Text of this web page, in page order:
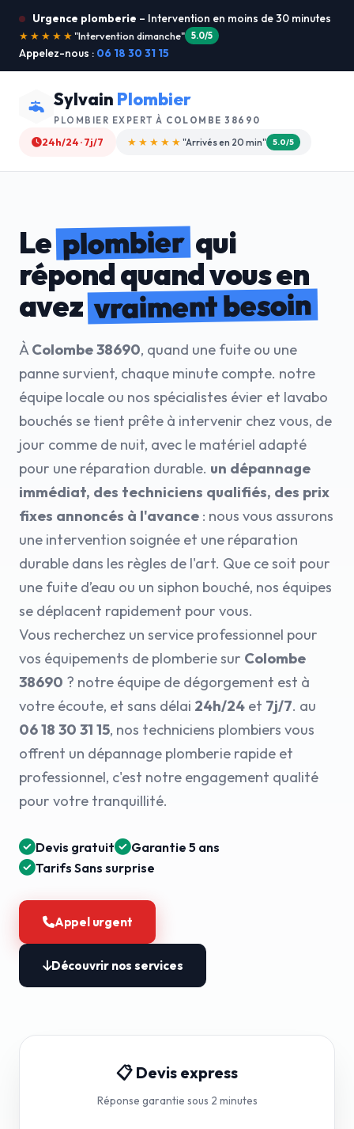
Urgence plomberie – Intervention en moins de 30 minutes
★★★★★"Service ultra rapide !" 5.0/5
Appelez-nous : 06 18 30 31 15
Sylvain Plombier
PLOMBIER EXPERT À COLOMBE 38690
24h/24 · 7j/7 ★★★★☆ "Devis gratuit" 4.8/5
Leplombierqui
répond quand vous en
avezvraiment besoin
ÀColombe 38690, quand une fuite ou une
panne survient, chaque minute compte. notre
équipe locale ou nos spécialistes évier et lavabo
bouchés se tient prête à intervenir chez vous, de
jour comme de nuit, avec le matériel adapté
pour une réparation durable. un dépannage
immédiat, des techniciens qualifiés, des prix
fixes annoncés à l'avance : nous vous assurons
une intervention soignée et une réparation
durable dans les règles de l'art. Que ce soit pour
une fuite d’eau ou un siphon bouché, nos équipes
se déplacent rapidement pour vous.
Vous recherchez un service professionnel pour
vos équipements de plomberie sur Colombe
38690 ? notre équipe de dégorgement est à
votre écoute, et sans délai 24h/24 et 7j/7. au
06 18 30 31 15, nos techniciens plombiers vous
offrent un dépannage plomberie rapide et
professionnel, c'est notre engagement qualité
pour votre tranquillité.
Devis gratuit
Garantie 5 ans
Tarifs Sans surprise
Appel urgent
Découvrir nos services
📋 Devis express
Réponse garantie sous 2 minutes